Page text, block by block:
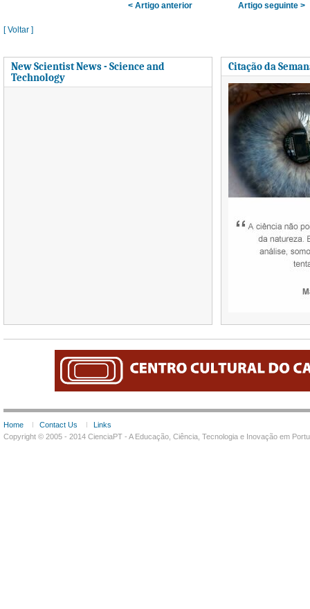
< Artigo anterior Artigo seguinte >
[ Voltar ]
New Scientist News - Science and
Technology
Citação da
Home Contact Us
Links
Copyright © 2005 - 2014 CienciaPT - A Educação, Ciência, Tecnologia e Inovação em